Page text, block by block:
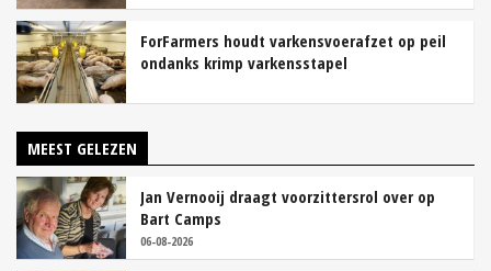
ForFarmers houdt varkensvoerafzet op peil
ondanks krimp varkensstapel
MEEST GELEZEN
Jan Vernooij draagt voorzittersrol over op
Bart Camps
06-08-2026